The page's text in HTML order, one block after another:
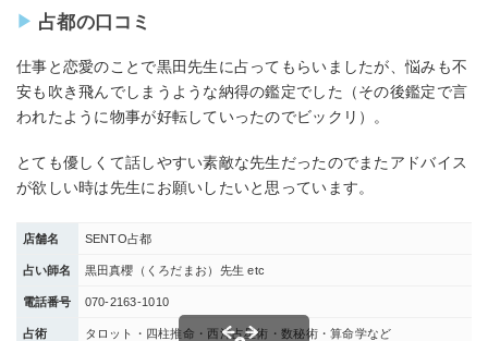
占都の口コミ
仕事と恋愛のことで黒田先生に占ってもらいましたが、悩みも不
安も吹き飛んでしまうような納得の鑑定でした（その後鑑定で言
われたように物事が好転していったのでビックリ）。
とても優しくて話しやすい素敵な先生だったのでまたアドバイス
が欲しい時は先生にお願いしたいと思っています。
店舗名 SENTO占都
占い師名 黒田真櫻（くろだまお）先生 etc
電話番号 070-2163-1010
占術 タロット・四柱推命・西洋占星術・数秘術・算命学など